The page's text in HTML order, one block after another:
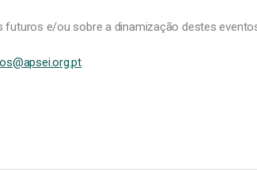
futuros e/ou sobre a dinamização destes